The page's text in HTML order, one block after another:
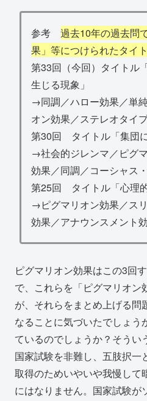
参考 過去10年の過去問
果」等につけられたタイ
第33回（今回）タイトル
生じる現象」
→同調／ハロー効果／単
オン効果／ステレオタイ
第30回 タイトル「集団
→社会的ジレンマ／ピグ
効果／同調／コーシャス
第25回 タイトル「心理的
→ピグマリオン効果／ス
効果／アナウンスメント
ピグマリオン効果はこの3回
で、これらを「ピグマリオン
が、それらをまとめ上げる問
なることに気づいたでしょう
ているのでしょうか？そうい
国家試験を非難し、五肢択一
取得のためいやいや我慢して
にはなりません。国家試験が